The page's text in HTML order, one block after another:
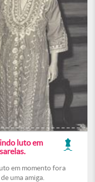
luto em
em momento fora
uma amiga.